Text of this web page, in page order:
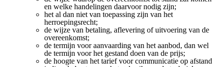
en welke handelingen daarvoor nodig zijn;
het al dan niet van toepassing zijn van het
herroepingsrecht;
de wijze van betaling, aflevering of uitvoering van de
overeenkomst;
de termijn voor aanvaarding van het aanbod, dan wel
de termijn voor het gestand doen van de prijs;
de hoogte van het tarief voor communicatie op afstand